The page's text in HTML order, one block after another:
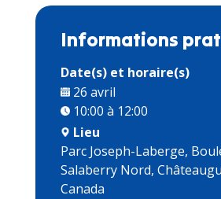
Informations
Date(s) et horaire(s)
26 avril
10:00 à 12:00
Lieu
Parc Joseph-Laberge,
Salaberry Nord,
Canada